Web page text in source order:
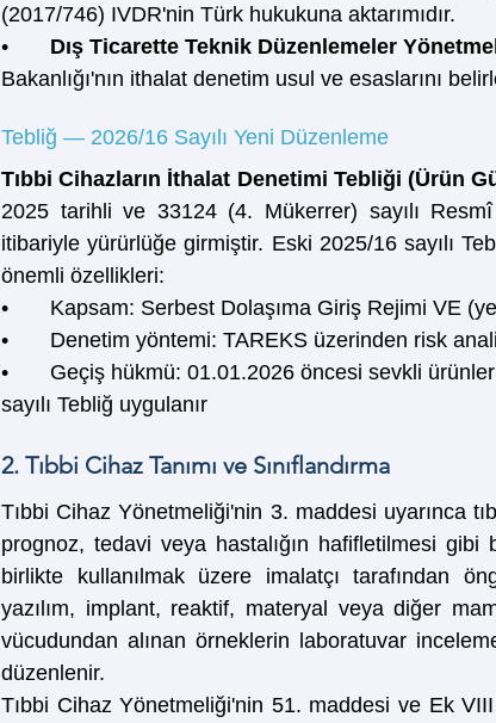
(2017/746) IVDR'nin Türk hukukuna aktarımıdır.
• Dış Ticarette Teknik Düzenlemeler
Bakanlığı'nın ithalat denetim usul ve esaslarını
Tebliğ — 2026/16 Sayılı Yeni Düzenleme
Tıbbi Cihazların İthalat Denetimi Tebliği (Ürün
2025 tarihli ve 33124 (4. Mükerrer) sayılı
itibariyle yürürlüğe girmiştir. Eski 2025/16 sayılı
önemli özellikleri:
•       Kapsam: Serbest Dolaşıma Giriş Rejimi VE
•       Denetim yöntemi: TAREKS üzerinden risk
•       Geçiş hükmü: 01.01.2026 öncesi sevkli
sayılı Tebliğ uygulanır
2. Tıbbi Cihaz Tanımı ve Sınıflandırma
Tıbbi Cihaz Yönetmeliği'nin 3. maddesi uyarınca
prognoz, tedavi veya hastalığın hafifletilmesi
birlikte kullanılmak üzere imalatçı tarafından
yazılım, implant, reaktif, materyal veya diğer
vücudundan alınan örneklerin laboratuvar
düzenlenir.
Tıbbi Cihaz Yönetmeliği'nin 51. maddesi ve Ek